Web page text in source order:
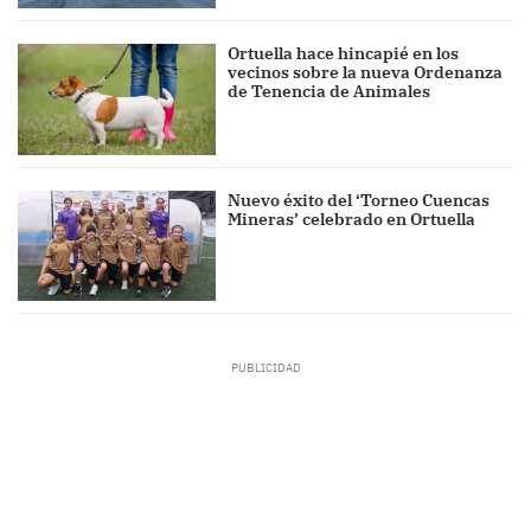
Ortuella hace hincapié en los
vecinos sobre la nueva Ordenanza
de Tenencia de Animales
Nuevo éxito del ‘Torneo Cuencas
Mineras’ celebrado en Ortuella